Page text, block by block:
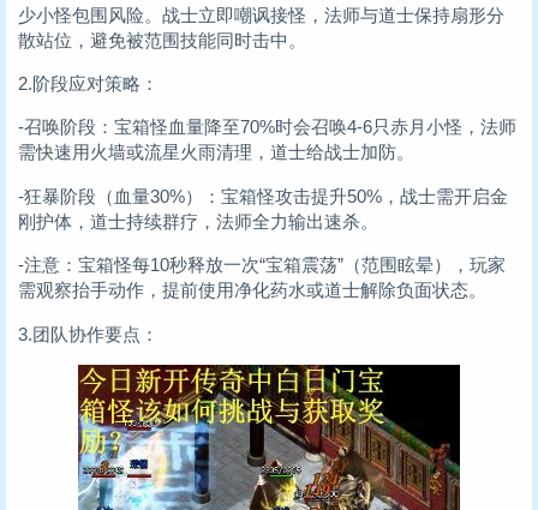
少小怪包围风险。战士立即嘲讽接怪，法师与道士保持扇形分
散站位，避免被范围技能同时击中。
2.阶段应对策略：
-召唤阶段：宝箱怪血量降至70%时会召唤4-6只赤月小怪，法师
需快速用火墙或流星火雨清理，道士给战士加防。
-狂暴阶段（血量30%）：宝箱怪攻击提升50%，战士需开启金
刚护体，道士持续群疗，法师全力输出速杀。
-注意：宝箱怪每10秒释放一次“宝箱震荡”（范围眩晕），玩家
需观察抬手动作，提前使用净化药水或道士解除负面状态。
3.团队协作要点：